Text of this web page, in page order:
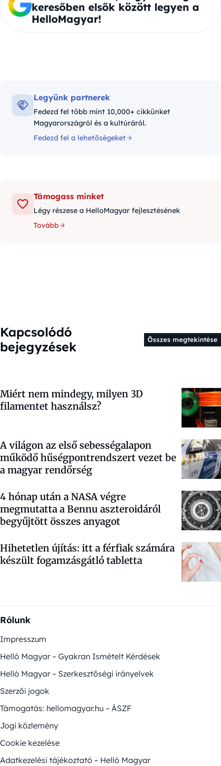
keresőben elsők között legyen a
HelloMagyar!
Legyünk partnerek
Fedezd fel több mint 10,000+ cikkünket
Magyarországról és a kultúráról.
Fedezd fel a lehetőségeket
Támogass minket
Légy részese a HelloMagyar fejlesztésének
Tovább
Kapcsolódó
bejegyzések
Összes megtekintése
Miért nem mindegy, milyen 3D
filamentet használsz?
A világon az első sebességalapon
működő hűségpontrendszert vezet be
a magyar rendőrség
4 hónap után a NASA végre
megmutatta a Bennu aszteroidáról
begyűjtött összes anyagot
Hihetetlen újítás: itt a férfiak számára
készült fogamzásgátló tabletta
Rólunk
Impresszum
Helló Magyar – Gyakran Ismételt Kérdések
Helló Magyar – Szerkesztőségi irányelvek
Szerzői jogok
Támogatás: hellomagyar.hu – ÁSZF
Jogi közlemény
Cookie kezelése
Adatkezelési tájékoztató – Helló Magyar